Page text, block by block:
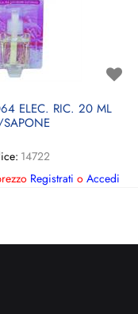
ELEC. RIC. 20 ML
SAPONE
14722
Registrati o Accedi